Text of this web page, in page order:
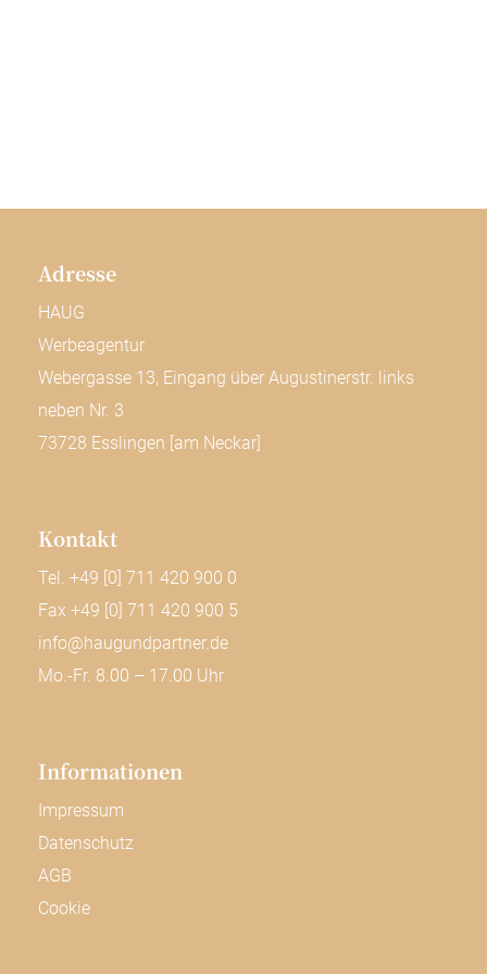
Adresse
HAUG
Werbeagentur
Webergasse 13, Eingang über Augustinerstr. links
neben Nr. 3
73728 Esslingen [am Neckar]
Kontakt
Tel. +49 [0] 711 420 900 0
Fax +49 [0] 711 420 900 5
info@haugundpartner.de
Mo.-Fr. 8.00 – 17.00 Uhr
Informa­tionen
Impressum
Datenschutz
AGB
Cookie